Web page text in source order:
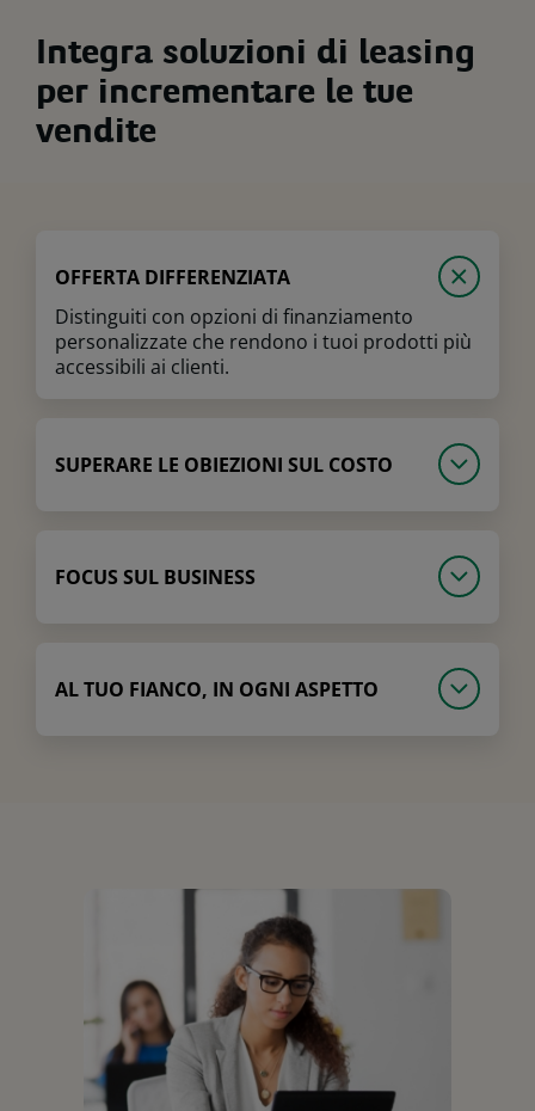
Integra soluzioni di leasing
per incrementare le tue
vendite
OFFERTA DIFFERENZIATA
Distinguiti con opzioni di finanziamento
personalizzate che rendono i tuoi prodotti più
accessibili ai clienti.
SUPERARE LE OBIEZIONI SUL COSTO
FOCUS SUL BUSINESS
AL TUO FIANCO, IN OGNI ASPETTO